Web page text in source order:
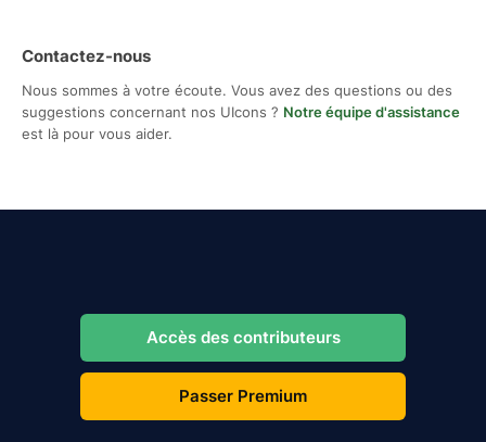
Contactez-nous
Nous sommes à votre écoute. Vous avez des questions ou des
suggestions concernant nos UIcons ? Notre équipe d'assistance
est là pour vous aider.
Accès des contributeurs
Passer Premium